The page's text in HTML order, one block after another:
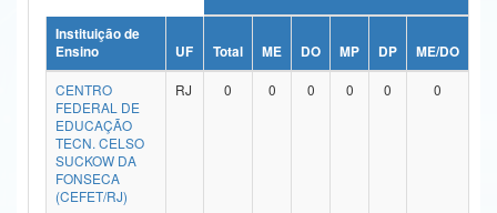
Ministério da Ciência, Tecnologia, Inovações e Comunicações
Ministério do Meio Ambiente
Ministério do Turismo
Ministério do Desenvolvimento Regional
Controladoria-Geral da União
Instituição de
Ensino
UF Total ME DO MP DP ME/DO
CENTRO
FEDERAL DE
EDUCAÇÃO
TECN. CELSO
SUCKOW DA
FONSECA
(CEFET/RJ)
RJ 0 0 0 0 0 0